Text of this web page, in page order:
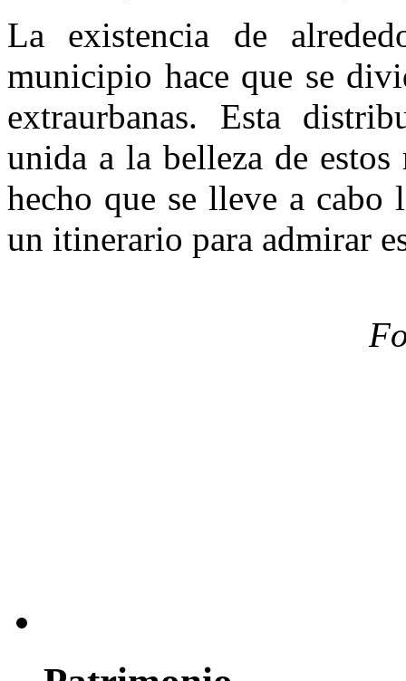
La existencia de
municipio hace que se
extraurbanas. Esta
unida a la belleza de
hecho que se lleve a cabo
un itinerario para admirar